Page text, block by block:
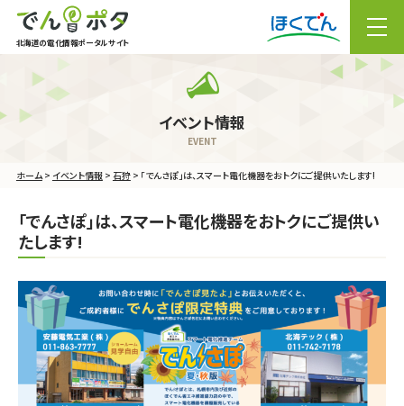
北海道の電化情報ポータルサイト
メニュー
ホーム> イベント情報> 石狩> 「でんさぽ」は、スマート電化機器をおトクにご提供いたします!
「でんさぽ」は、スマート電化機器をおトクにご提供い
たします!